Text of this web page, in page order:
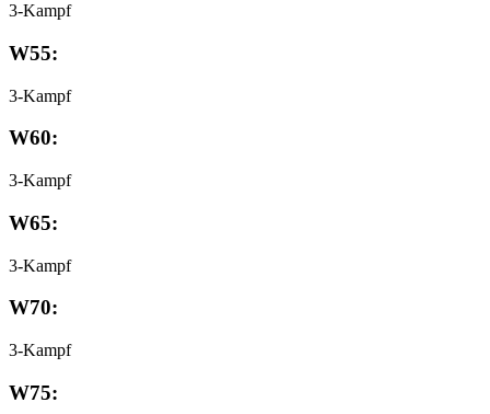
3-Kampf
W55:
3-Kampf
W60:
3-Kampf
W65:
3-Kampf
W70:
3-Kampf
W75: